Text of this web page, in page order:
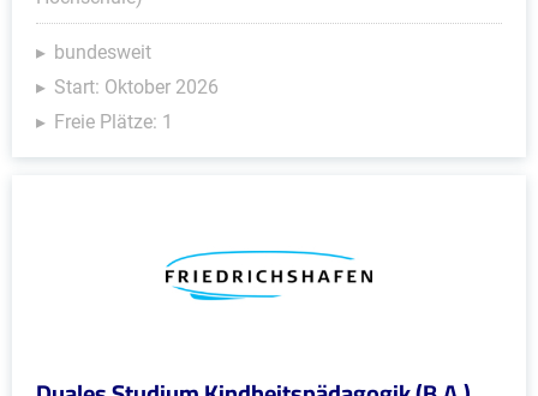
bundesweit
Start: Oktober 2026
Freie Plätze: 1